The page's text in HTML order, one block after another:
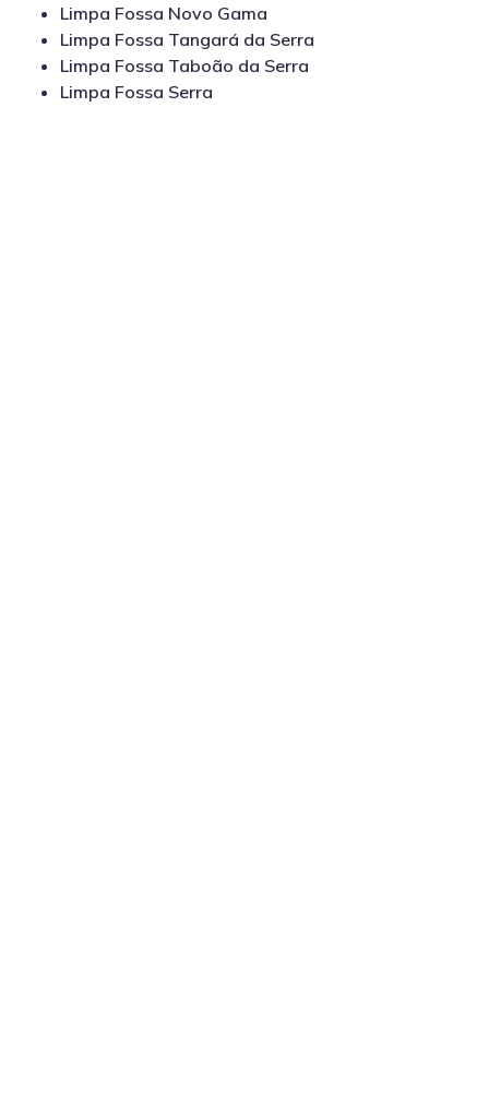
Limpa Fossa Novo Gama
Limpa Fossa Tangará da Serra
Limpa Fossa Taboão da Serra
Limpa Fossa Serra